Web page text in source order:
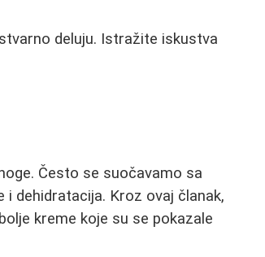
deluju. Istražite iskustva
Često se suočavamo sa
dehidratacija. Kroz ovaj članak,
kreme koje su se pokazale